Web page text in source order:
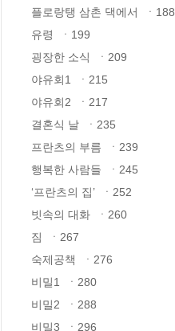
플로랑탱 삼촌 댁에서  ㆍ188
유령  ㆍ199
굉장한 소식  ㆍ209
야유회1  ㆍ215
야유회2  ㆍ217
결혼식 날  ㆍ235
프란츠의 부름  ㆍ239
행복한 사람들  ㆍ245
‘프란츠의 집’  ㆍ252
빗속의 대화  ㆍ260
짐  ㆍ267
숙제공책  ㆍ276
비밀1  ㆍ280
비밀2  ㆍ288
비밀3  ㆍ296